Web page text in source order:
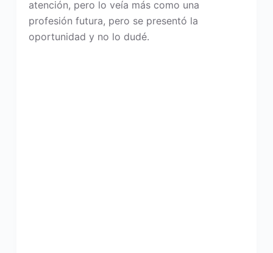
atención, pero lo veía más como una
profesión futura, pero se presentó la
oportunidad y no lo dudé.